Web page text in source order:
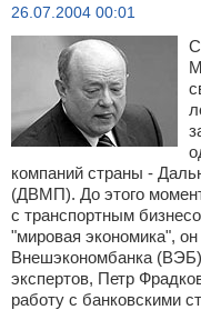
26.07.2004 00:01
компаний страны -
(ДВМП). До этого
с транспортным
"мировая экономика",
Внешэкономбанка
экспертов, Петр
работу с банковскими